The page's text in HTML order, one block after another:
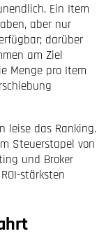
Ein Item
aber nur
darüber
am Ziel
Menge pro Item
leise das Ranking.
Steuer­stapel von
und Broker
stärksten